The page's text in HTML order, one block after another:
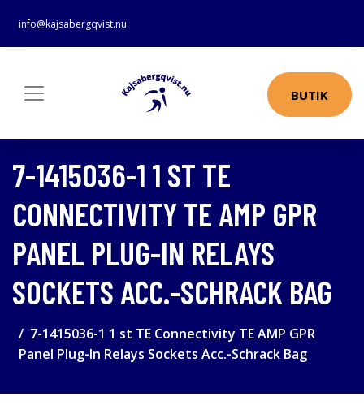
info@kajsabergqvist.nu
BUTIK
7-1415036-1 1 ST TE
CONNECTIVITY TE AMP GPR
PANEL PLUG-IN RELAYS
SOCKETS ACC.-SCHRACK BAG
7-1415036-1 1 st TE Connectivity TE AMP GPR
Panel Plug-In Relays Sockets Acc.-Schrack Bag